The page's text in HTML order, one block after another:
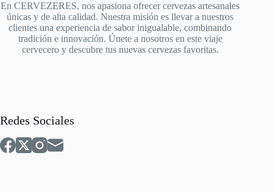
En CERVEZERES, nos apasiona ofrecer cervezas artesanales
únicas y de alta calidad. Nuestra misión es llevar a nuestros
clientes una experiencia de sabor inigualable, combinando
tradición e innovación. Únete a nosotros en este viaje
cervecero y descubre tus nuevas cervezas favoritas.
Redes Sociales